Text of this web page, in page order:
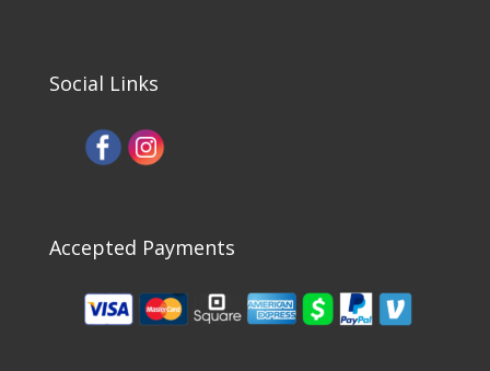
Social Links
Accepted Payments